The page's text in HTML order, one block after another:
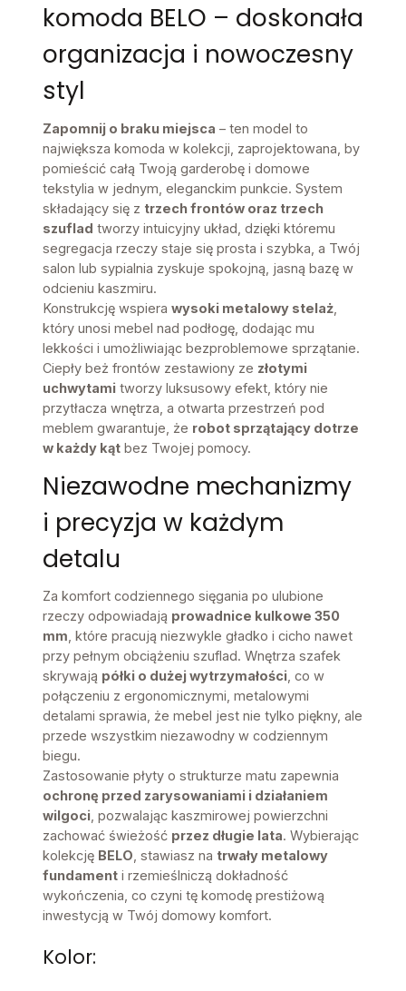
komoda BELO – doskonała
organizacja i nowoczesny
styl
Zapomnij o braku miejsca – ten model to
największa komoda w kolekcji, zaprojektowana, by
pomieścić całą Twoją garderobę i domowe
tekstylia w jednym, eleganckim punkcie. System
składający się z trzech frontów oraz trzech
szuflad tworzy intuicyjny układ, dzięki któremu
segregacja rzeczy staje się prosta i szybka, a Twój
salon lub sypialnia zyskuje spokojną, jasną bazę w
odcieniu kaszmiru.
Konstrukcję wspiera wysoki metalowy stelaż
który unosi mebel nad podłogę, dodając mu
lekkości i umożliwiając bezproblemowe sprzątanie.
Ciepły beż frontów zestawiony ze złotymi
uchwytami tworzy luksusowy efekt, który nie
przytłacza wnętrza, a otwarta przestrzeń pod
meblem gwarantuje, że robot sprzątający dotrze
w każdy kąt bez Twojej pomocy.
Niezawodne mechanizmy
i precyzja w każdym
detalu
Za komfort codziennego sięgania po ulubione
rzeczy odpowiadają prowadnice kulkowe 350
mm , które pracują niezwykle gładko i cicho nawet
przy pełnym obciążeniu szuflad. Wnętrza szafek
skrywają półki o dużej wytrzymałości , co w
połączeniu z ergonomicznymi, metalowymi
detalami sprawia, że mebel jest nie tylko piękny, ale
przede wszystkim niezawodny w codziennym
biegu.
Zastosowanie płyty o strukturze matu zapewnia
ochronę przed zarysowaniami i działaniem
wilgoci , pozwalając kaszmirowej powierzchni
zachować świeżość przez długie lata. Wybierając
kolekcję BELO , stawiasz na trwały metalowy
fundament i rzemieślniczą dokładność
wykończenia, co czyni tę komodę prestiżową
inwestycją w Twój domowy komfort.
Kolor: